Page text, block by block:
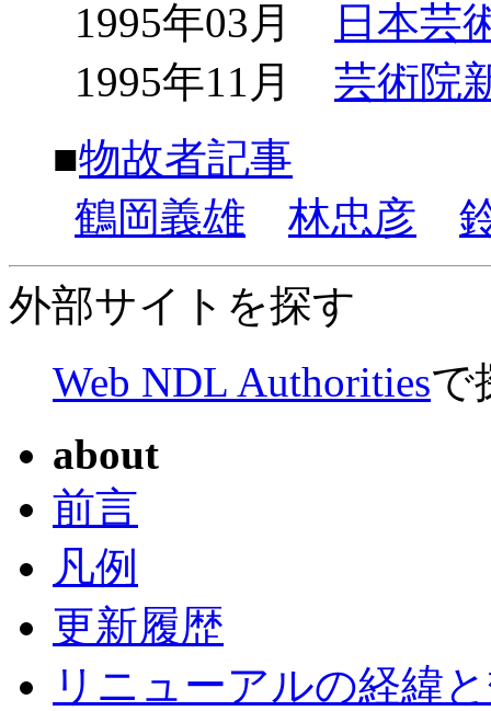
1995年03月
日本芸
1995年11月 芸術院
■物故者記事
鶴岡義雄
林忠彦
外部サイトを探す
Web NDL Authoritiesで
about
前言
凡例
更新履歴
リニューアルの経緯